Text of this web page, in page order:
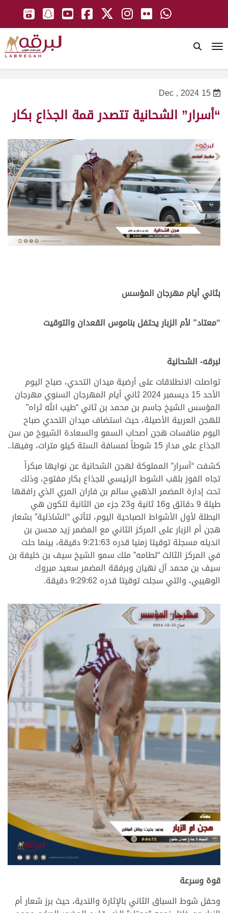
15 Dec , 2024
“أسرار” الشحانية تتصدر قمة الجذاع بكار
بثاني أيام مهرجان المؤسس
“معتاد” لأم الزبار يحتفل بناموس القعدان والتوقيت
لبرقه- الشحانية
تواصلت الانطلاقات على أرضية ميدان التحدي، صباح اليوم
الأحد 15 ديسمبر 2024 ثاني أيام المهرجان السنوي مهرجان
المؤسس الشيخ جاسم بن محمد بن ثاني “طيب الله ثراه”
للهجن العربية الأصيلة، حيث استضاف ميدان التحدي صباح
اليوم منافسات هجن أصحاب السمو والسعادة الشيوخ من سن
الجذاع على مدار 15 شوطاً لمسافة الستة كيلو مترات، وفيها..
كشفت “أسرار” المملوكة لهجن الشحانية عن نوايها مبكراً
تجاه الفوز بلقب الشوط الرئيسي للجذاع بكار مفتوح، وذلك
تحت إدارة المضمر الذهبي سالم بن فاران المري الذي رافقها
طيلة 9 دقائق و16 ثانية و23 جزء من الثانية لتكون هي
البطلة لأول الأشواط الصباحية اليوم، لتأتي “الشاذلية” بشعار
هجن أم الزبار على المركز الثاني مع المضمر زيد محسن بن
انديله مسجلة توقيتا زمنيا قدره 9:21:63 دقيقة، بينما حلت
في المركز الثالث “لطامه” ملك سمو الشيخ سيف بن خليفة بن
سيف بن محمد آل نهيان وبرفقة المضمر سعيد مبروك
الوهيبي، والتي سجلت توقيتا قدره 9:29:62 دقيقة.
.
قوة وسرعة
وحفل شوط السباق الثاني بالإثارة والندية، حيث برز شعار أم